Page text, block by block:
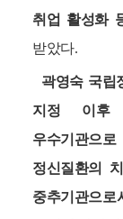
취업 활성화
받았다.
곽영숙 국립
지정 이후
우수기관으
정신질환의
중추기관으